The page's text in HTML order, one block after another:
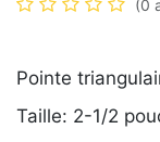
(0
Pointe
Taille: 2-1/2